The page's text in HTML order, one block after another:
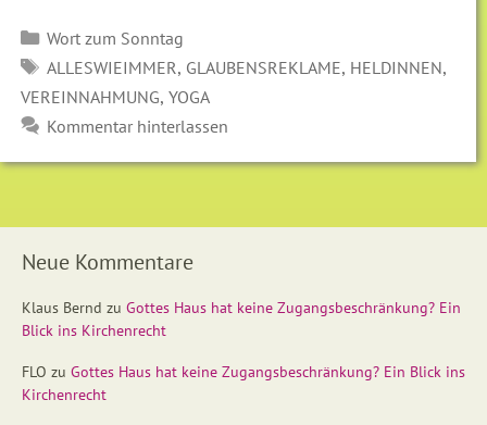
Kategorien
Wort zum Sonntag
SCHLAGWÖRTER
ALLESWIEIMMER, GLAUBENSREKLAME, HELDINNEN,
VEREINNAHMUNG,YOGA
Kommentar hinterlassen
Neue Kommentare
Klaus Bernd zu Gottes Haus hat keine Zugangsbeschränkung? Ein
Blick ins Kirchenrecht
FLO zu Gottes Haus hat keine Zugangsbeschränkung? Ein Blick ins
Kirchenrecht